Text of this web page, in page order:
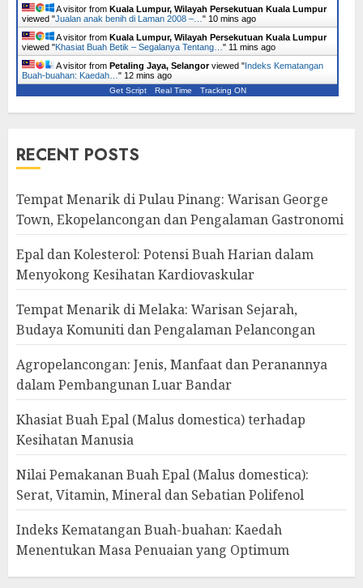
A visitor from Kuala Lumpur, Wilayah Persekutuan Kuala Lumpur
viewed "Jualan anak benih di Laman 2008 –… " 10 mins ago
A visitor from Kuala Lumpur, Wilayah Persekutuan Kuala Lumpur
viewed "Khasiat Buah Betik – Segalanya Tentang… " 11 mins ago
A visitor from Petaling Jaya, Selangorviewed "Indeks Kematangan
Buah-buahan: Kaedah… " 12 mins ago
Get Script Real Time Tracking ON
RECENT POSTS
Tempat Menarik di Pulau Pinang: Warisan George
Town, Ekopelancongan dan Pengalaman Gastronomi
Epal dan Kolesterol: Potensi Buah Harian dalam
Menyokong Kesihatan Kardiovaskular
Tempat Menarik di Melaka: Warisan Sejarah,
Budaya Komuniti dan Pengalaman Pelancongan
Agropelancongan: Jenis, Manfaat dan Peranannya
dalam Pembangunan Luar Bandar
Khasiat Buah Epal (Malus domestica) terhadap
Kesihatan Manusia
Nilai Pemakanan Buah Epal (Malus domestica):
Serat, Vitamin, Mineral dan Sebatian Polifenol
Indeks Kematangan Buah-buahan: Kaedah
Menentukan Masa Penuaian yang Optimum